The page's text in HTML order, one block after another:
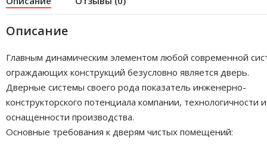
Описание
Главным динамическим элементом любой современной
ограждающих конструкций безусловно является дверь.
Дверные системы своего рода показатель инженерно-
конструкторского потенциала компании, технологичности и
оснащенности производства.
Основные требования к дверям чистых помещений: